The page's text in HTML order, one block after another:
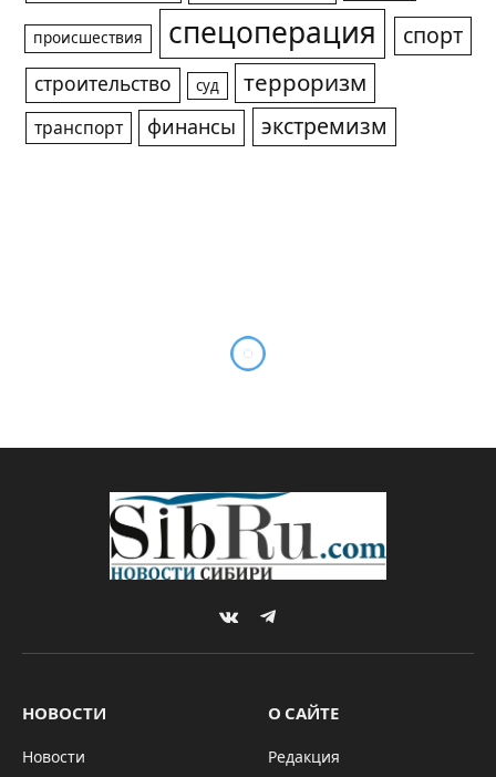
происшествия спецоперация спорт
строительство суд терроризм
транспорт финансы экстремизм
VKontakteTelegram
НОВОСТИ
Новости
О САЙТЕ
Редакция